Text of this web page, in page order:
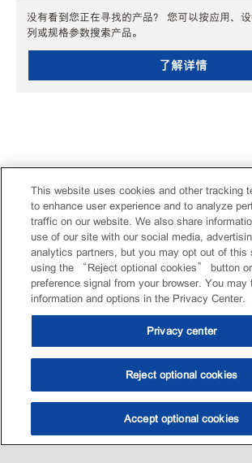
选油助手 查找门店
没有看到您正在寻找的产品？ 您可以按应用、
列或规格参数搜索产品。
了解详情
This website uses cookies and other tracking
to enhance user experience and to analyze
traffic on our website. We also share
use of our site with our social media,
analytics partners, but you may opt out of this
using the “Reject optional cookies” button
preference signal from your browser. You may
information and options in the Privacy Center.
Privacy center
Reject optional cookies
Accept optional cookies